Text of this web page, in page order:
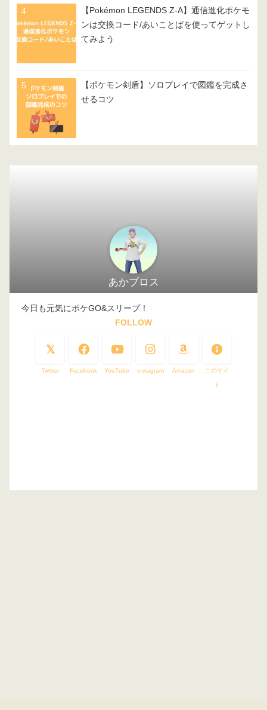
【Pokémon LEGENDS Z-A】通信進化ポケモ
ンは交換コード/あいことばを使ってゲットし
てみよう
【ポケモン剣盾】ソロプレイで図鑑を完成さ
せるコツ
あかブロス
今日も元気にポケGO&スリープ！
FOLLOW
Twitter Facebook YouTube instagram Amazon このサイ
ト